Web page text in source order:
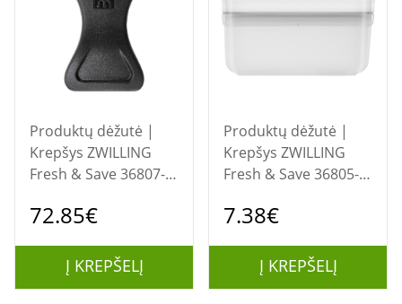
Produktų dėžutė |
Krepšys ZWILLING
Fresh & Save 36807-
vakuumavimo
72.85€
Į KREPŠELĮ
Produktų dėžutė |
Krepšys ZWILLING
Fresh & Save 36805-
vakuuminė pietų
7.38€
Į KREPŠELĮ